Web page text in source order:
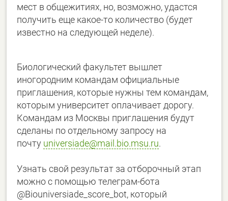
мест в общежитиях, но, возможно, удастся
получить еще какое-то количество (будет
известно на следующей неделе).
Биологический факультет вышлет
иногородним командам официальные
приглашения, которые нужны тем командам,
которым университет оплачивает дорогу.
Командам из Москвы приглашения будут
сделаны по отдельному запросу на
почту universiade@mail.bio.msu.ru.
Узнать свой результат за отборочный этап
можно с помощью телеграм-бота
@Biouniversiade_score_bot, который